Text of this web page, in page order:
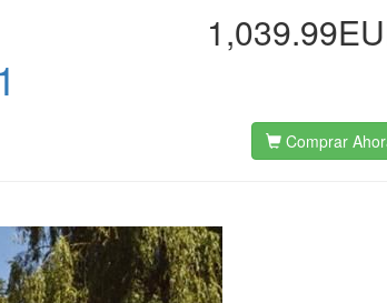
Comprar